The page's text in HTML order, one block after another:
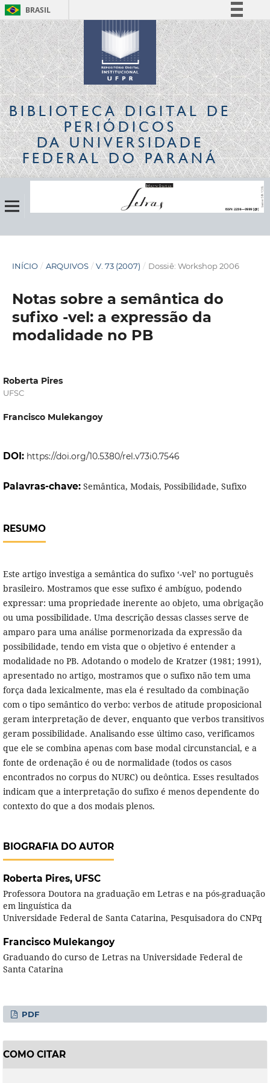
BRASIL
Simplifique!
Comunica BR
Participe
Acesso à informação
Legislação
Canais
BIBLIOTECA DIGITALDE
PERIÓDICOS
DA UNIVERSIDADE
FEDERAL DO PARANÁ
INÍCIO / ARQUIVOS / V. 73 (2007) / Dossiê: Workshop 2006
Notas sobre a semântica do
sufixo -vel: a expressão da
modalidade no PB
Roberta Pires
UFSC
Francisco Mulekangoy
DOI: https://doi.org/10.5380/rel.v73i0.7546
Palavras-chave: Semântica, Modais, Possibilidade, Sufixo
RESUMO
Este artigo investiga a semântica do sufixo ‘-vel’ no português
brasileiro. Mostramos que esse sufixo é ambíguo, podendo
expressar: uma propriedade inerente ao objeto, uma obrigação
ou uma possibilidade. Uma descrição dessas classes serve de
amparo para uma análise pormenorizada da expressão da
possibilidade, tendo em vista que o objetivo é entender a
modalidade no PB. Adotando o modelo de Kratzer (1981; 1991),
apresentado no artigo, mostramos que o sufixo não tem uma
força dada lexicalmente, mas ela é resultado da combinação
com o tipo semântico do verbo: verbos de atitude proposicional
geram interpretação de dever, enquanto que verbos transitivos
geram possibilidade. Analisando esse último caso, verificamos
que ele se combina apenas com base modal circunstancial, e a
fonte de ordenação é ou de normalidade (todos os casos
encontrados no corpus do NURC) ou deôntica. Esses resultados
indicam que a interpretação do sufixo é menos dependente do
contexto do que a dos modais plenos.
BIOGRAFIA DO AUTOR
Roberta Pires, UFSC
Professora Doutora na graduação em Letras e na pós-graduação
em linguística da
Universidade Federal de Santa Catarina, Pesquisadora do CNPq
Francisco Mulekangoy
Graduando do curso de Letras na Universidade Federal de
Santa Catarina
PDF
COMO CITAR